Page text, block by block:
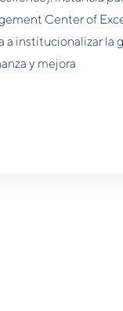
Center of
a institucionalizar la
y mejora